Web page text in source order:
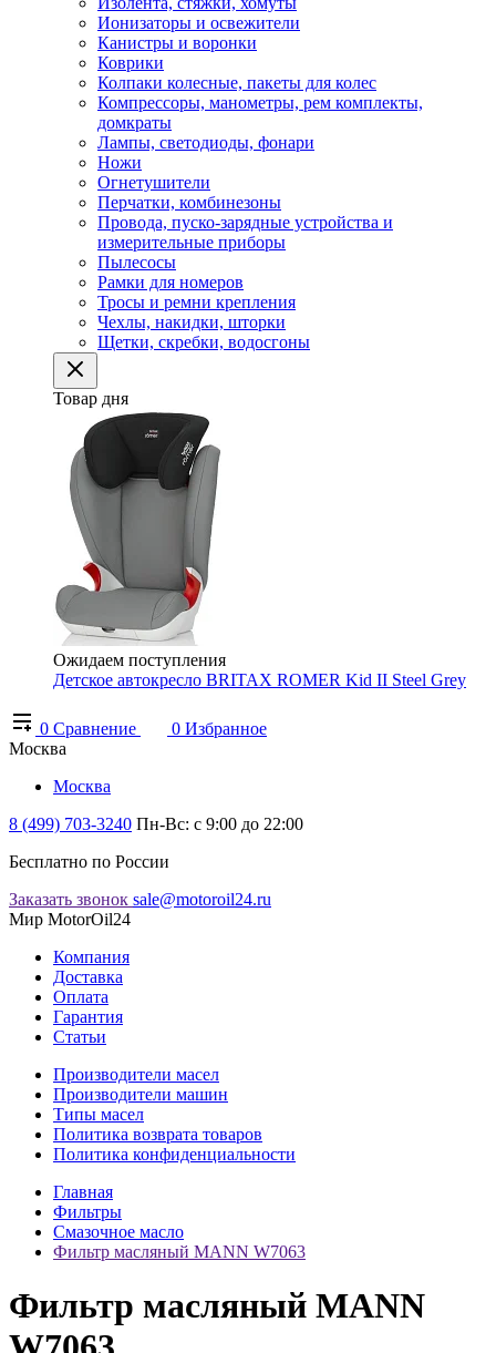
Ионизаторы и освежители
Канистры и воронки
Коврики
Колпаки колесные, пакеты для колес
Компрессоры, манометры, рем комплекты,
домкраты
Лампы, светодиоды, фонари
Ножи
Огнетушители
Перчатки, комбинезоны
Провода, пуско-зарядные устройства и
измерительные приборы
Пылесосы
Рамки для номеров
Тросы и ремни крепления
Чехлы, накидки, шторки
Щетки, скребки, водосгоны
Товар дня
Ожидаем поступления
Детское автокресло BRITAX ROMER Kid II Steel Grey
0 Сравнение 0 Избранное
Москва
Москва
8 (499) 703-3240 Пн-Вс: с 9:00 до 22:00
Бесплатно по России
Заказать звонок sale@motoroil24.ru
Мир MotorOil24
Компания
Доставка
Оплата
Гарантия
Статьи
Производители масел
Производители машин
Типы масел
Политика возврата товаров
Политика конфиденциальности
Главная
Фильтры
Смазочное масло
Фильтр масляный MANN W7063
Фильтр масляный MANN